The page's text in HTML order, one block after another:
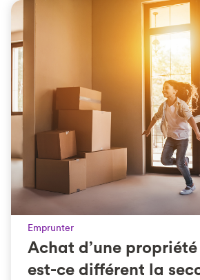
Emprunter
Achat d’une
est-ce différent la